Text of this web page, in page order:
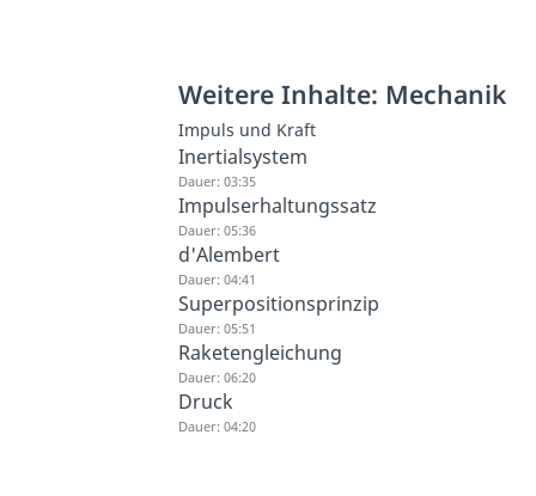
Weitere Inhalte: Mechanik
Impuls und Kraft
Inertialsystem
Dauer: 03:35
Impulserhaltungssatz
Dauer: 05:36
d'Alembert
Dauer: 04:41
Superpositionsprinzip
Dauer: 05:51
Raketengleichung
Dauer: 06:20
Druck
Dauer: 04:20